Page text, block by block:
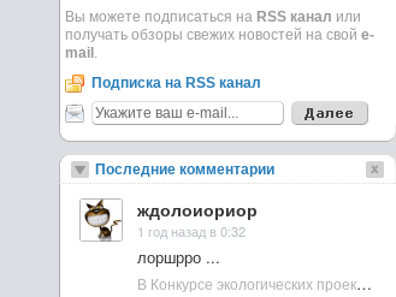
Вы можете подписаться на RSS канал или
получать обзоры свежих новостей на свой e-
mail .
Подписка на RSS канал
Последние комментарии
ждолоиориор
1 год назад в 0:32
лоршрро ...
В Конкурсе экологических проектов в Подмосковье активно участвовала молодежь :: NewsRbk.ru...